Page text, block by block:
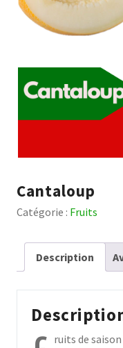
Cantaloup
Catégorie : Fruits
Description
ruits de saison